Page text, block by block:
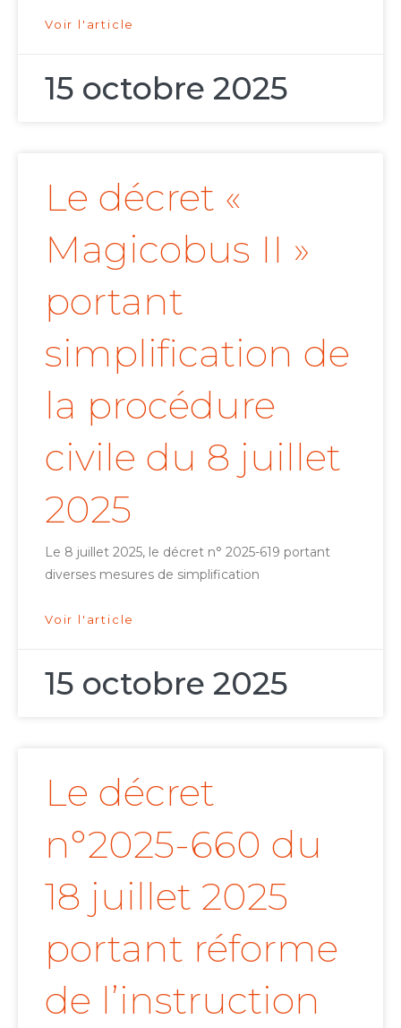
Voir l'article
15 octobre 2025
Le décret «
Magicobus II »
portant
simplification de
la procédure
civile du 8 juillet
2025
Le 8 juillet 2025, le décret n° 2025-619 portant
diverses mesures de simplification
Voir l'article
15 octobre 2025
Le décret
n°2025-660 du
18 juillet 2025
portant réforme
de l’instruction